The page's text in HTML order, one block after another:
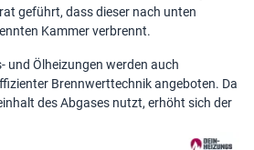
geführt, dass dieser nach unten
Kammer verbrennt.
und Ölheizungen werden auch
Brennwerttechnik angeboten. Da
des Abgases nutzt, erhöht sich der